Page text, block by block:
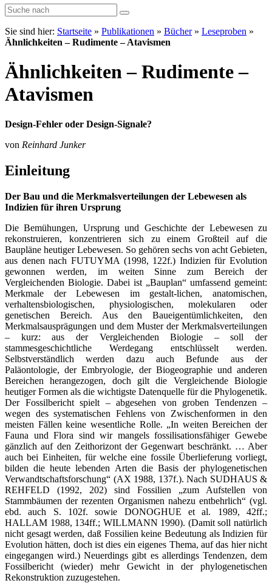
Sie sind hier: Startseite » Publikationen » Bücher» Leseproben »
Ähnlichkeiten – Rudimente – Atavismen
Ähnlichkeiten – Rudimente –
Atavismen
Design-Fehler oder Design-Signale?
von Reinhard Junker
Einleitung
Der Bau und die Merkmalsverteilungen der Lebewesen als
Indizien für ihren Ursprung
Die Bemühungen, Ursprung und Geschichte der Lebewesen zu
rekonstruieren, konzentrieren sich zu einem Großteil auf die
Baupläne heutiger Lebewesen. So gehören sechs von acht Gebieten,
aus denen nach FUTUYMA (1998, 122f.) Indizien für Evolution
gewonnen werden, im weiten Sinne zum Bereich der
Vergleichenden Biologie. Dabei ist „Bauplan“ umfassend gemeint:
Merkmale der Lebewesen im gestalt-lichen, anatomischen,
verhaltensbiologischen, physiologischen, molekularen oder
genetischen Bereich. Aus den Baueigentümlichkeiten, den
Merkmalsausprägungen und dem Muster der Merkmalsverteilungen
– kurz: aus der Vergleichenden Biologie – soll der
stammesgeschichtliche Werdegang entschlüsselt werden.
Selbstverständlich werden dazu auch Befunde aus der
Paläontologie, der Embryologie, der Biogeographie und anderen
Bereichen herangezogen, doch gilt die Vergleichende Biologie
heutiger Formen als die wichtigste Datenquelle für die Phylogenetik.
Der Fossilbericht spielt – abgesehen von groben Tendenzen –
wegen des systematischen Fehlens von Zwischenformen in den
meisten Fällen keine wesentliche Rolle. „In weiten Bereichen der
Fauna und Flora sind wir mangels fossilisationsfähiger Gewebe
gänzlich auf den Zeithorizont der Gegenwart beschränkt. … Aber
auch bei Einheiten, für welche eine fossile Überlieferung vorliegt,
bilden die heute lebenden Arten die Basis der phylogenetischen
Verwandtschaftsforschung“ (AX 1988, 137f.). Nach SUDHAUS &
REHFELD (1992, 202) sind Fossilien „zum Aufstellen von
Stammbäumen der rezenten Organismen nahezu entbehrlich“ (vgl.
ebd. auch S. 102f. sowie DONOGHUE et al. 1989, 42ff.;
HALLAM 1988, 134ff.; WILLMANN 1990). (Damit soll natürlich
nicht gesagt werden, daß Fossilien keine Bedeutung als Indizien für
Evolution hätten, doch ist dies ein eigenes Thema, auf das hier nicht
eingegangen wird.) Neuerdings gibt es allerdings Tendenzen, dem
Fossilbericht (wieder) mehr Gewicht in der phylogenetischen
Rekonstruktion zuzugestehen.